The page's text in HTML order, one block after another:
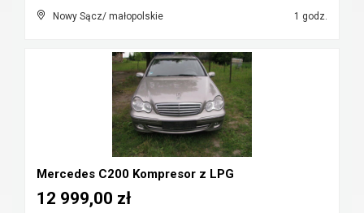
Nowy Sącz/ małopolskie 1 godz.
Mercedes C200 Kompresor z LPG
12 999,00 zł